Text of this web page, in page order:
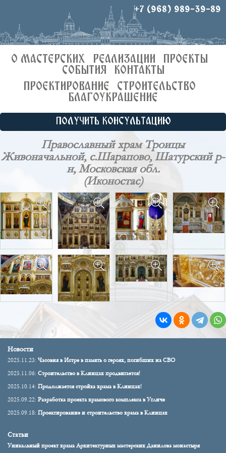
+7 (968) 989-39-89
О МАСТЕРСКИХ РЕАЛИЗАЦИИ
ПРОЕКТЫ
СОБЫТИЯ
КОНТАКТЫ
ПРОЕКТИРОВАНИЕ
СТРОИТЕЛЬСТВО
БЛАГОУКРАШЕНИЕ
ПОЛУЧИТЬ КОНСУЛЬТАЦИЮ
Православный храм Троицы
Живоначальной, с.Шарапово, Шатурский р-
н, Московская обл.
(Иконостас)
Новости
2025.11.23: Часовня в Истре в память о героях, погибших на СВО
2025.11.06: Строительство в Клинцах продвигается!
2025.10.14: Продолжается стройка храма в Клинцах!
2025.09.22: Разработка проекта храмового комплекса в Угличе
2025.09.18: Проектирование и строительство храма в Клинцах
Статьи
Уникальный проект храма Архитектурных мастерских Данилова монастыря